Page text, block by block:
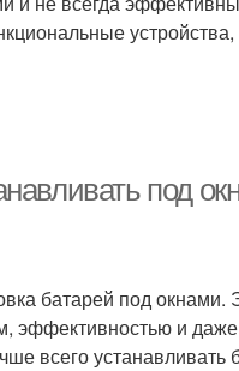
под
батарей под окнами.
эффективностью и
всего устанавливать